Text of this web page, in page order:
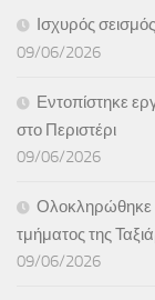
Ισχυρός
09/06/2026
Εντοπίστηκε
στο Περιστέρι
09/06/2026
Ολοκληρώθηκε
τμήματος της
09/06/2026